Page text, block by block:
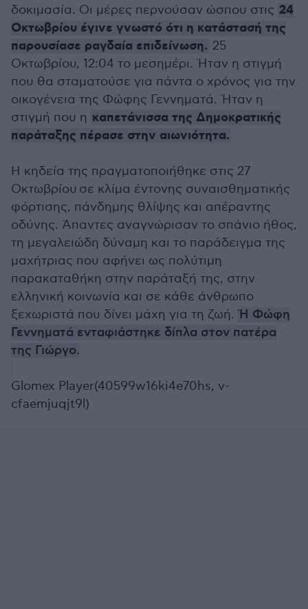
δοκιμασία. Οι μέρες περνούσαν ώσπου στις 24
Οκτωβρίου έγινε γνωστό ότι η κατάστασή της
παρουσίασε ραγδαία επιδείνωση. 25
Οκτωβρίου, 12:04 το μεσημέρι. Ήταν η στιγμή
που θα σταματούσε για πάντα ο χρόνος για την
οικογένεια της Φώφης Γεννηματά. Ήταν η
στιγμή που η καπετάνισσα της Δημοκρατικής
παράταξης πέρασε στην αιωνιότητα.
Η κηδεία της πραγματοποιήθηκε στις 27
Οκτωβρίου σε κλίμα έντονης συναισθηματικής
φόρτισης, πάνδημης θλίψης και απέραντης
οδύνης. Άπαντες αναγνώρισαν το σπάνιο ήθος,
τη μεγαλειώδη δύναμη και το παράδειγμα της
μαχήτριας που αφήνει ως πολύτιμη
παρακαταθήκη στην παράταξή της, στην
ελληνική κοινωνία και σε κάθε άνθρωπο
ξεχωριστά που δίνει μάχη για τη ζωή. Ή Φώφη
Γεννηματά ενταφιάστηκε δίπλα στον πατέρα
της Γιώργο.
Glomex Player(40599w16ki4e70hs, v-
cfaemjuqjt9l)